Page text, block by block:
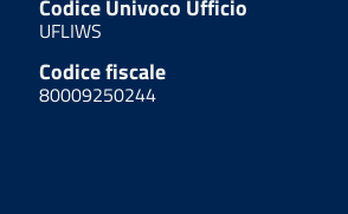
Codice Univoco Ufficio
UFLIWS
Codice fiscale
80009250244